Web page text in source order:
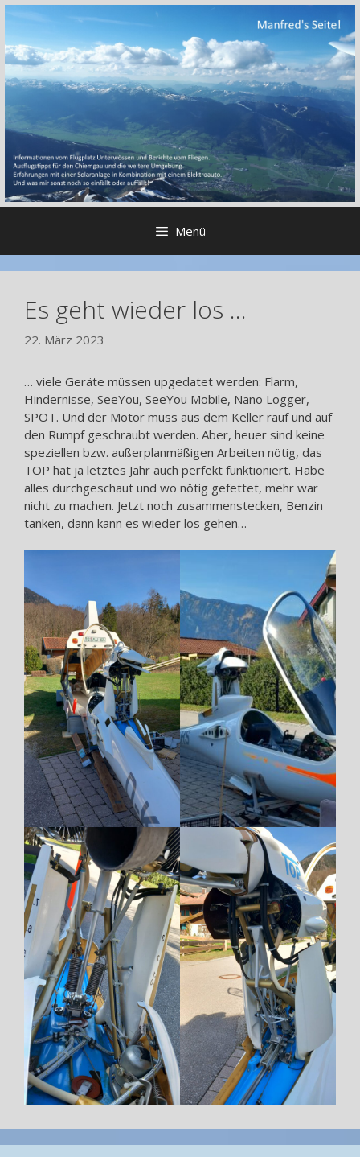
Zum
springen
Menü
Es geht wieder los …
22. März 2023
… viele Geräte müssen upgedatet werden: Flarm,
Hindernisse, SeeYou, SeeYou Mobile, Nano Logger,
SPOT. Und der Motor muss aus dem Keller rauf und auf
den Rumpf geschraubt werden. Aber, heuer sind keine
speziellen bzw. außerplanmäßigen Arbeiten nötig, das
TOP hat ja letztes Jahr auch perfekt funktioniert. Habe
alles durchgeschaut und wo nötig gefettet, mehr war
nicht zu machen. Jetzt noch zusammenstecken, Benzin
tanken, dann kann es wieder los gehen…